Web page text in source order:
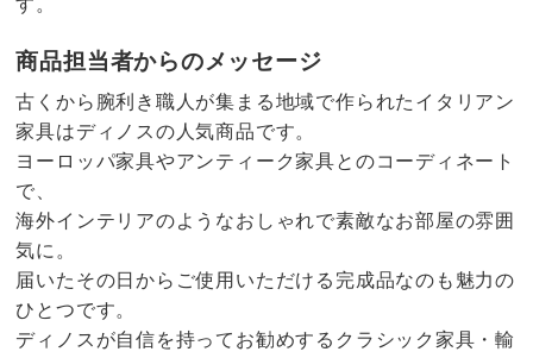
す。
商品担当者からのメッセージ
古くから腕利き職人が集まる地域で作られたイタリアン
家具はディノスの人気商品です。
ヨーロッパ家具やアンティーク家具とのコーディネート
で、
海外インテリアのようなおしゃれで素敵なお部屋の雰囲
気に。
届いたその日からご使用いただける完成品なのも魅力の
ひとつです。
ディノスが自信を持ってお勧めするクラシック家具・輸